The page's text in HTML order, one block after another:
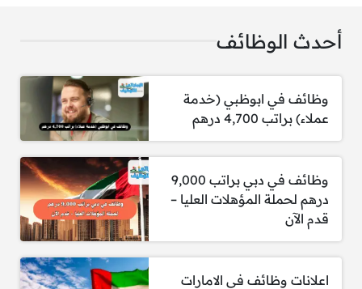
Internship)
8. متدرب في تحليل إدارة المواهب
9. موظف مبيعات
10. موظف مبيعات – متحدث باللغة الروسية
11. موظف مبيعات – متحدث باللغة الروسية
12. متدرب في التصميم الجرافيكي
أحدث الوظائف
وظائف في ابوظبي (خدمة
عملاء) براتب 4,700 درهم
وظائف في دبي براتب 9,000
درهم لحملة المؤهلات العليا –
قدم الآن
اعلانات وظائف في الامارات